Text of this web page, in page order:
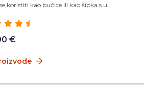
koristiti kao bučice ili kao šipka s u...
€